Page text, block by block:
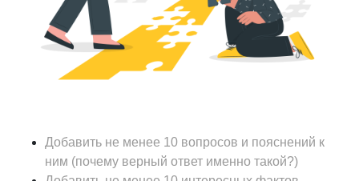
Добавить не менее 10 вопросов и пояснений к
ним (почему верный ответ именно такой?)